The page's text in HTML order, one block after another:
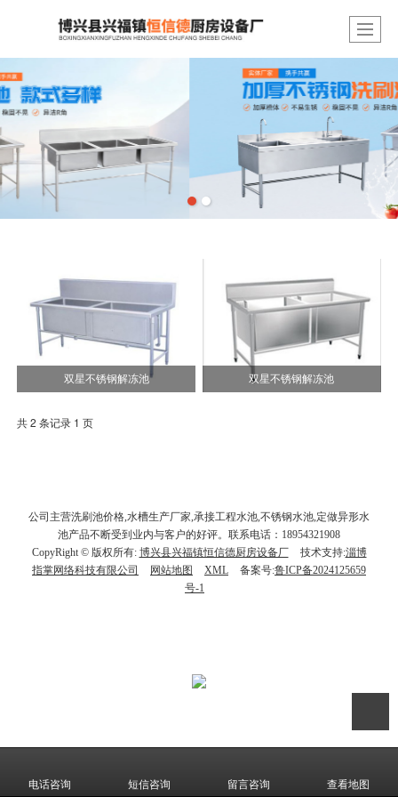
双星不锈钢解冻池 双星不锈钢解冻池
共 2 条记录 1 页
公司主营洗刷池价格,水槽生产厂家,承接工程水池,不锈钢水池,定做异形水
池产品不断受到业内与客户的好评。联系电话：18954321908
CopyRight © 版权所有: 博兴县兴福镇恒信德厨房设备厂 技术支持:淄博
指掌网络科技有限公司
网站地图 XML 备案号:鲁ICP备2024125659
号-1
电话咨询 短信咨询 留言咨询 查看地图